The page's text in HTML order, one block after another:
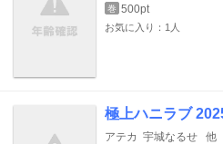
巻 500pt
お気に入り：1人
極上ハニラブ
アテカ 宇城なるせ 他